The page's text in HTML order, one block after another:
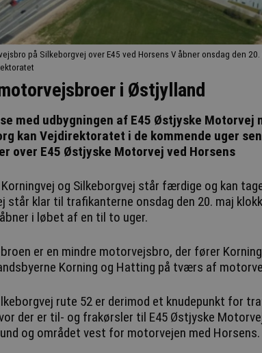
på Silkeborgvej over E45 ved Horsens V åbner onsdag den 20.
i Østjylland
med udbygningen af E45 Østjyske Motorvej
kan Vejdirektoratet i de kommende uger
over E45 Østjyske Motorvej ved Horsens
og Silkeborgvej står færdige og kan
står klar til trafikanterne onsdag den 20. maj
i løbet af en til to uger.
er en mindre motorvejsbro, der fører
Korning og Hatting på tværs af
rute 52 er derimod et knudepunkt for
der er til- og frakørsler til E45 Østjyske
og området vest for motorvejen med Horsens.